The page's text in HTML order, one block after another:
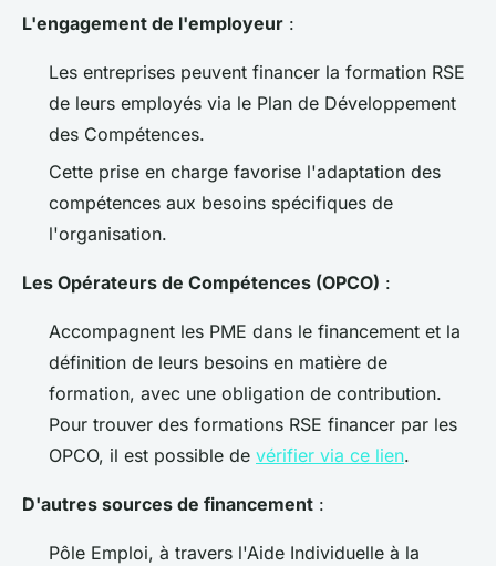
L'engagement de l'employeur :
Les entreprises peuvent financer la formation RSE
de leurs employés via le Plan de Développement
des Compétences.
Cette prise en charge favorise l'adaptation des
compétences aux besoins spécifiques de
l'organisation.
Les Opérateurs de Compétences (OPCO) :
Accompagnent les PME dans le financement et la
définition de leurs besoins en matière de
formation, avec une obligation de contribution.
Pour trouver des formations RSE financer par les
OPCO, il est possible de vérifier via ce lien.
D'autres sources de financement :
Pôle Emploi, à travers l'Aide Individuelle à la